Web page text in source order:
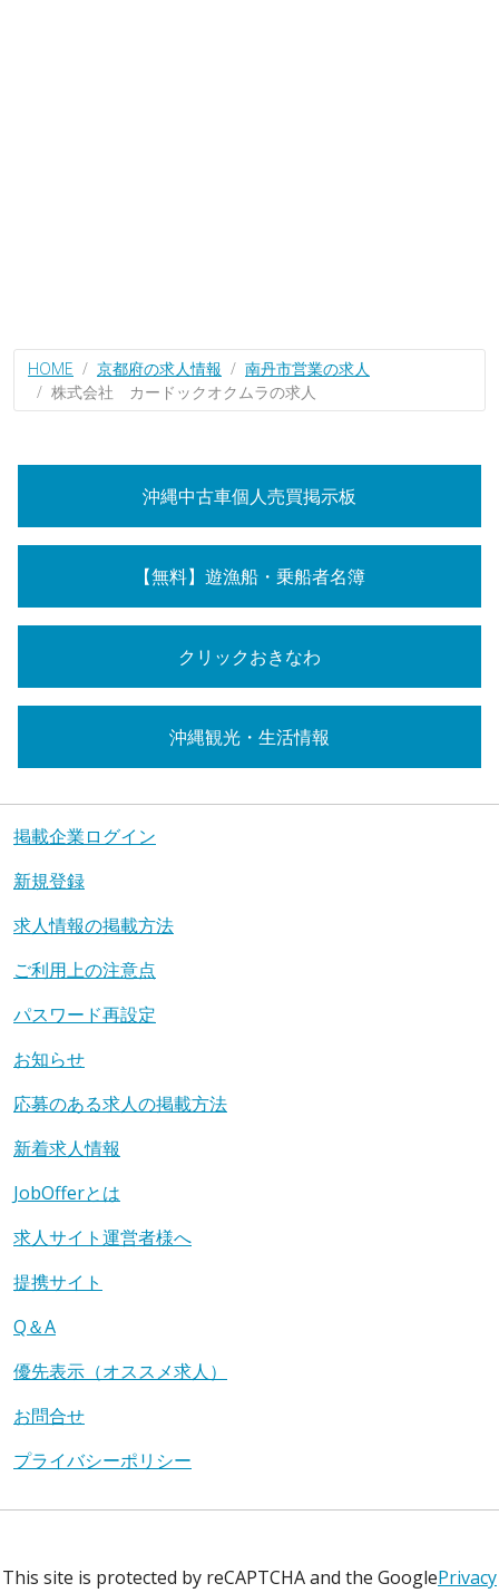
HOME 京都府の求人情報
南丹市営業の求人
株式会社 カードックオクムラの求人
沖縄中古車個人売買掲示板
【無料】遊漁船・乗船者名簿
クリックおきなわ
沖縄観光・生活情報
掲載企業ログイン
新規登録
求人情報の掲載方法
ご利用上の注意点
パスワード再設定
お知らせ
応募のある求人の掲載方法
新着求人情報
JobOfferとは
求人サイト運営者様へ
提携サイト
Q＆A
優先表示（オススメ求人）
お問合せ
プライバシーポリシー
This site is protected by reCAPTCHA and the GooglePrivacy